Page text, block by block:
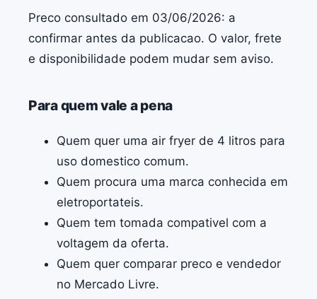
Preco consultado em 03/06/2026: a
confirmar antes da publicacao. O valor, frete
e disponibilidade podem mudar sem aviso.
Para quem vale a pena
Quem quer uma air fryer de 4 litros para
uso domestico comum.
Quem procura uma marca conhecida em
eletroportateis.
Quem tem tomada compativel com a
voltagem da oferta.
Quem quer comparar preco e vendedor
no Mercado Livre.